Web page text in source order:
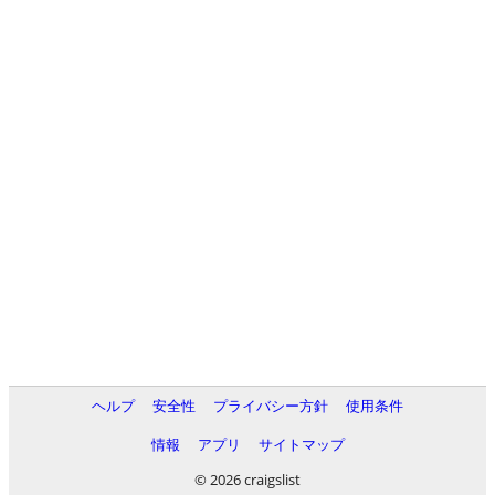
ヘルプ 安全性 プライバシー方針
使用条件
情報
アプリ
サイトマップ
© 2026 craigslist